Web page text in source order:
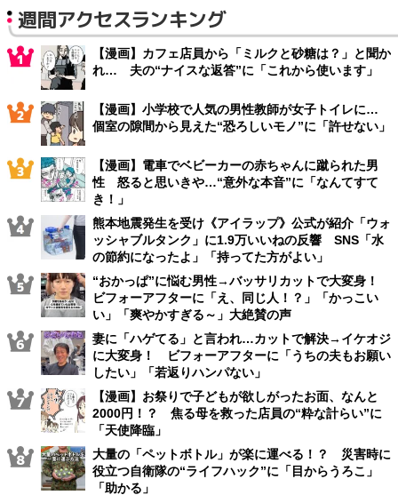
週間アクセスランキング
【漫画】カフェ店員から「ミルクと砂糖は？」と聞か
れ… 夫の“ナイスな返答”に「これから使います」
【漫画】小学校で人気の男性教師が女子トイレに…
個室の隙間から見えた“恐ろしいモノ”に「許せない」
【漫画】電車でベビーカーの赤ちゃんに蹴られた男
性 怒ると思いきや…“意外な本音”に「なんてすて
き！」
熊本地震発生を受け《アイラップ》公式が紹介「ウォ
ッシャブルタンク」に1.9万いいねの反響 SNS「水
の節約になったよ」「持ってた方がよい」
“おかっぱ”に悩む男性→バッサリカットで大変身！
ビフォーアフターに「え、同じ人！？」「かっこい
い」「爽やかすぎる～」大絶賛の声
妻に「ハゲてる」と言われ…カットで解決→イケオジ
に大変身！ ビフォーアフターに「うちの夫もお願い
したい」「若返りハンパない」
【漫画】お祭りで子どもが欲しがったお面、なんと
2000円！？ 焦る母を救った店員の“粋な計らい”に
「天使降臨」
大量の「ペットボトル」が楽に運べる！？ 災害時に
役立つ自衛隊の“ライフハック”に「目からうろこ」
「助かる」